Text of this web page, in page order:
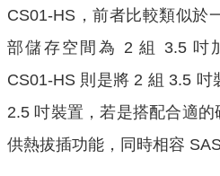
CS01-HS，前者比較類似於
部儲存空間為 2 組 3.5 吋
CS01-HS 則是將 2 組 3.5 吋
2.5 吋裝置，若是搭配合適
供熱拔插功能，同時相容 SAS